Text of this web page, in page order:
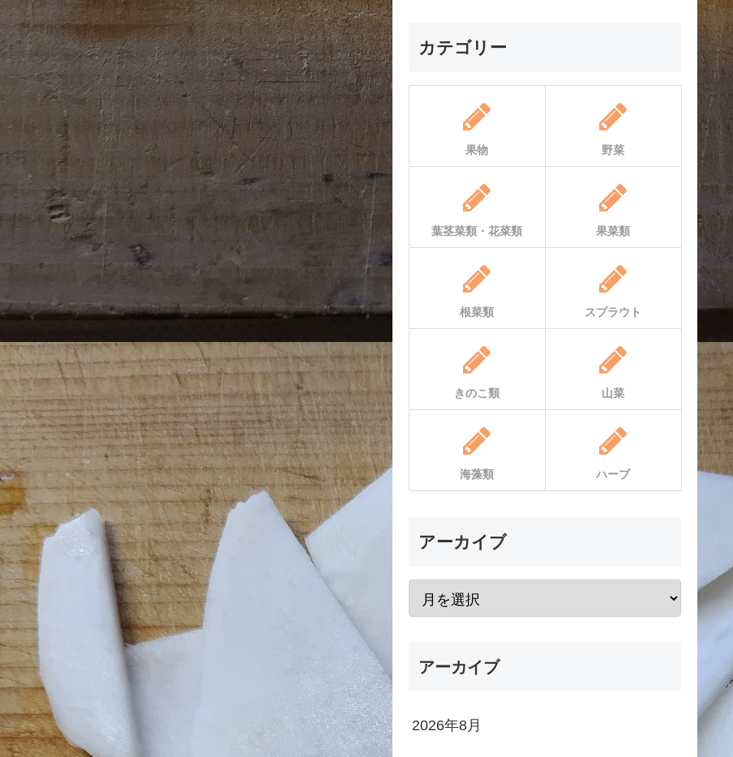
カテゴリー
果物 野菜
葉茎菜類・花菜類 果菜類
根菜類 スプラウト
きのこ類 山菜
海藻類 ハーブ
アーカイブ
アーカイブ
2026年8月